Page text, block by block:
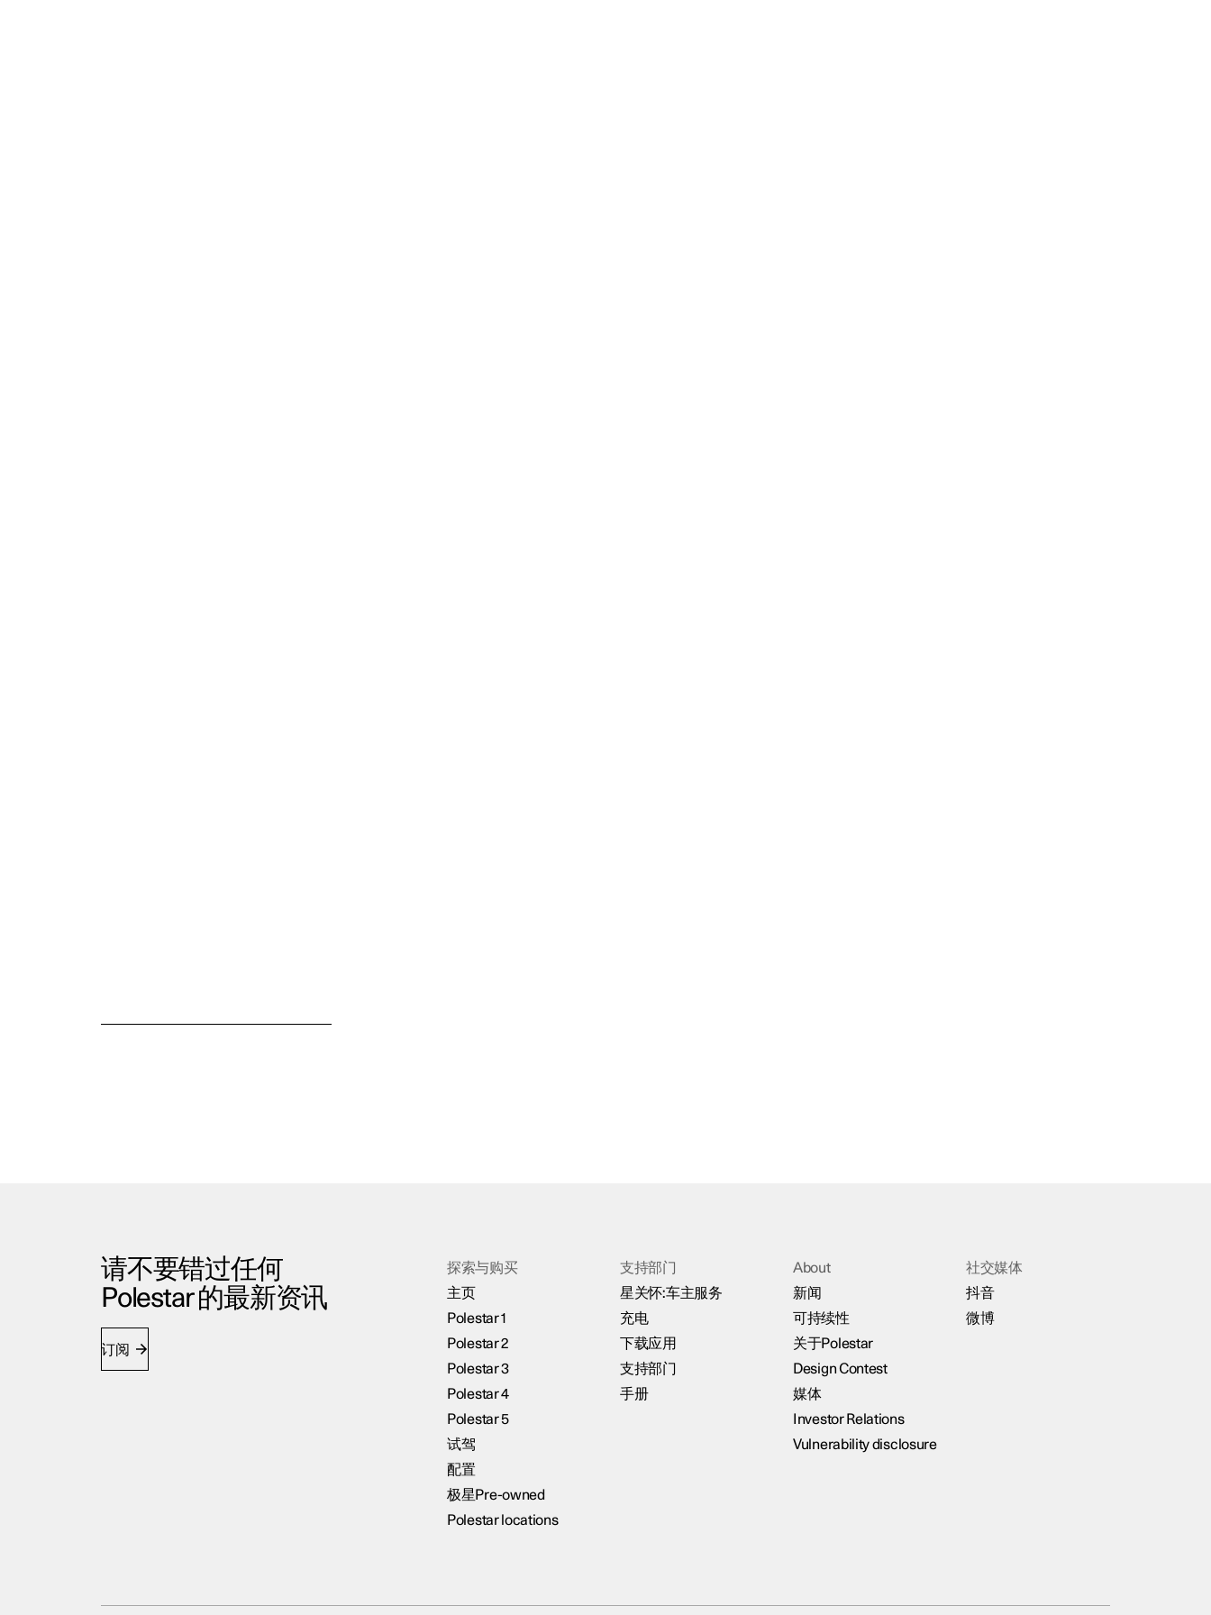
请不要错过任何
Polestar 的最新资讯
订阅
探索与购买
主页
Polestar 1
Polestar 2
Polestar 3
Polestar 4
Polestar 5
试驾
配置
极星Pre-owned
Polestar locations
支持部门
星关怀:车主服务
充电
下载应用
支持部门
手册
About
新闻
可持续性
关于Polestar
Design Contest
媒体
Investor Relations
Vulnerability disclosure
社交媒体
抖音
微博